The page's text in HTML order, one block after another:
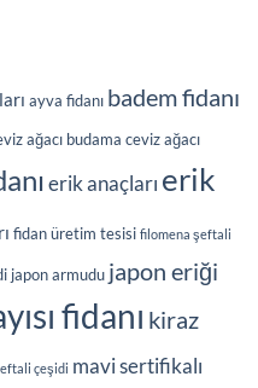
ayva fidanı badem fidanı
ağacı budama ceviz ağacı
erik anaçları erik
fidan üretim tesisi filomena şeftali
japon armudu japon eriği
fidanı kiraz
çeşidi mavi sertifikalı